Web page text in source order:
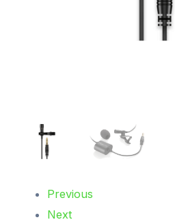
Previous
Next